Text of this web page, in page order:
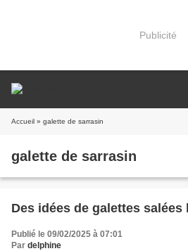
Publicité
Accueil » galette de sarrasin
galette de sarrasin
Des idées de galettes salées
Publié le 09/02/2025 à 07:01
Par delphine